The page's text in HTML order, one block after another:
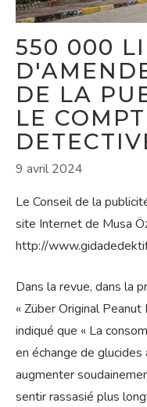
550 000
DE LA
LE
9 avril 2024
Le Conseil de la
site Internet de Musa
http://
Dans la revue, dans la
« Züber Original
indiqué que « La
en échange de
augmenter
sentir rassasié plus